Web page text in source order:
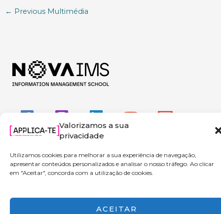
Valorizamos a sua
privacidade
Utilizamos cookies para melhorar a sua experiência de navegação,
apresentar conteúdos personalizados e analisar o nosso tráfego. Ao clicar
em "Aceitar", concorda com a utilização de cookies.
ACEITAR
← Previous Multimédia
Copyright © 2026 Applica-te | Powered by NOVA IMS